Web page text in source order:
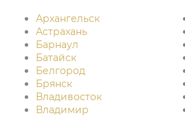
Архангельск
Астрахань
Барнаул
Батайск
Белгород
Брянск
Владивосток
Владимир